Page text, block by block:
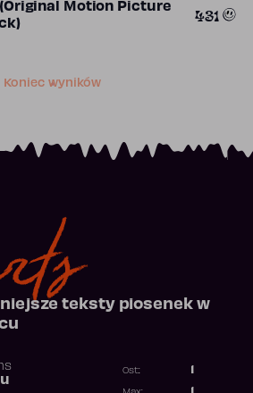
Motion Picture
431
Koniec wyników
teksty piosenek w
Ost.: